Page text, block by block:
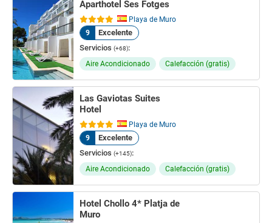
Aparthotel Ses Fotges
Playa de Muro
9
Excelente
Servicios (+68):
Aire Acondicionado Calefacción (gratis)
Las Gaviotas Suites
Hotel
Playa de Muro
9
Excelente
Servicios (+145):
Aire Acondicionado Calefacción (gratis)
Hotel Chollo 4* Platja de
Muro